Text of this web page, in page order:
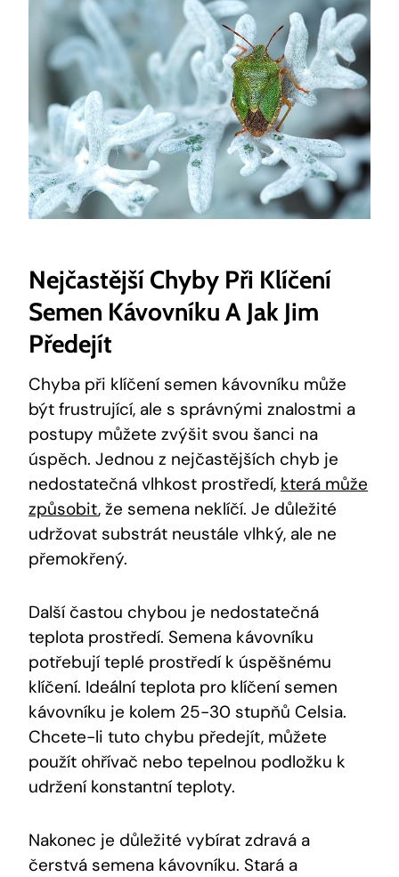
Nejčastější Chyby Při Klíčení
Semen Kávovníku A Jak Jim
Předejít
Chyba při klíčení semen kávovníku může
být frustrující, ale s správnými znalostmi a
postupy můžete zvýšit svou šanci na
úspěch. Jednou z nejčastějších chyb je
nedostatečná vlhkost prostředí, která může
způsobit, že semena neklíčí. Je důležité
udržovat substrát neustále vlhký, ale ne
přemokřený.
Další častou chybou je nedostatečná
teplota prostředí. Semena kávovníku
potřebují teplé prostředí k úspěšnému
klíčení. Ideální teplota pro klíčení semen
kávovníku je kolem 25-30 stupňů Celsia.
Chcete-li tuto chybu předejít, můžete
použít ohřívač nebo tepelnou podložku k
udržení konstantní teploty.
Nakonec je důležité vybírat zdravá a
čerstvá semena kávovníku. Stará a